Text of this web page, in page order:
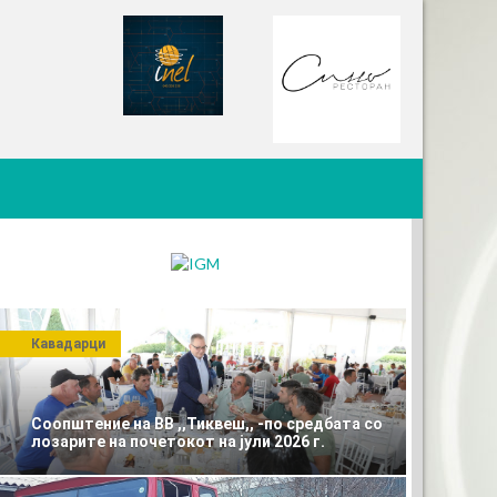
Соопштение на ВВ ,,Тиквеш,, -по средбата со
лозарите на почетокот на јули 2026 г.
Кавадарци